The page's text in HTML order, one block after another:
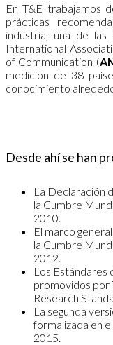
En T&E trabajamos
prácticas
industria, una de las
International
of Communication (
medición de 38
conocimiento
Desde ahí se han
La Declaración
la Cumbre
2010.
El marco
la Cumbre
2012.
Los Estándares
promovidos por
Research
La segunda
formalizada en
2015.